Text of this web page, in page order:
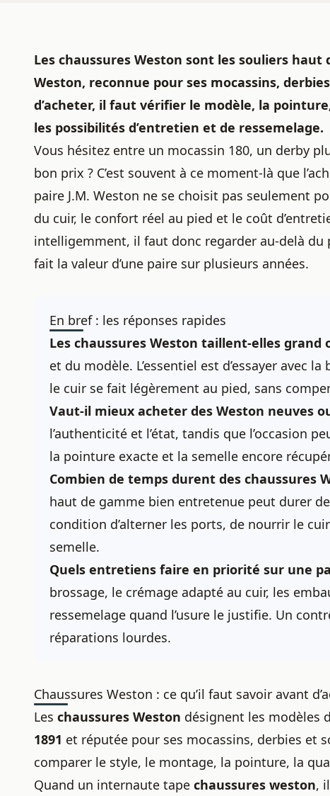
Les chaussures Weston sont les souliers haut
Weston, reconnue pour ses mocassins,
d’acheter, il faut vérifier le modèle, la
les possibilités d’entretien et de ressemelage.
Vous hésitez entre un mocassin 180, un derby
bon prix ? C’est souvent à ce moment-là que
paire J.M. Weston ne se choisit pas seulement
du cuir, le confort réel au pied et le coût
intelligemment, il faut donc regarder au-delà
fait la valeur d’une paire sur plusieurs années.
En bref : les réponses rapides
Les chaussures Weston taillent-elles grand
et du modèle. L’essentiel est d’essayer avec
le cuir se fait légèrement au pied, sans
Vaut-il mieux acheter des Weston neuves
l’authenticité et l’état, tandis que l’occasion
la pointure exacte et la semelle encore
Combien de temps durent des chaussures
haut de gamme bien entretenue peut durer
condition d’alterner les ports, de nourrir le
semelle.
Quels entretiens faire en priorité sur une
brossage, le crémage adapté au cuir, les
ressemelage quand l’usure le justifie. Un
réparations lourdes.
Chaussures Weston : ce qu’il faut savoir avant
Les chaussures Weston désignent les modèles
1891 et réputée pour ses mocassins, derbies et
comparer le style, le montage, la pointure, la
Quand un internaute tape chaussures weston,